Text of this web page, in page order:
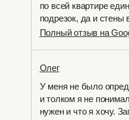
Полный отзыв на
по всей квартире
подрезок, да и стены
Олег
У меня не было
и толком я не
нужен и что я хочу.